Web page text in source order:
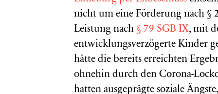
nicht um eine Förderung nach §
Leistung nach § 79 SGB IX, mit
entwicklungsverzögerte Kinder
hätte die bereits erreichten
ohnehin durch den Corona-
hatten ausgeprägte soziale